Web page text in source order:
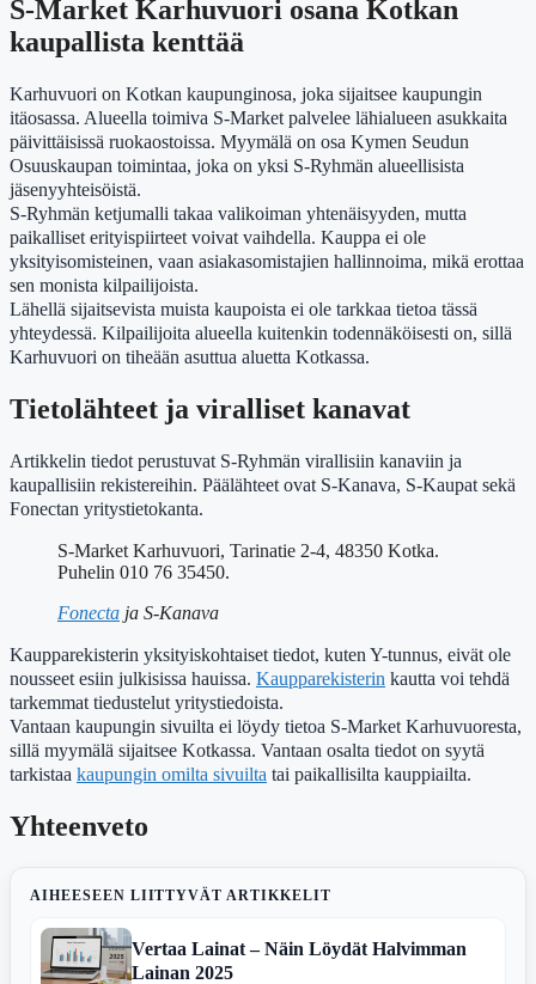
S-Market Karhuvuori osana Kotkan
kaupallista kenttää
Karhuvuori on Kotkan kaupunginosa, joka sijaitsee kaupungin
itäosassa. Alueella toimiva S-Market palvelee lähialueen asukkaita
päivittäisissä ruokaostoissa. Myymälä on osa Kymen Seudun
Osuuskaupan toimintaa, joka on yksi S-Ryhmän alueellisista
jäsenyyhteisöistä.
S-Ryhmän ketjumalli takaa valikoiman yhtenäisyyden, mutta
paikalliset erityispiirteet voivat vaihdella. Kauppa ei ole
yksityisomisteinen, vaan asiakasomistajien hallinnoima, mikä erottaa
sen monista kilpailijoista.
Lähellä sijaitsevista muista kaupoista ei ole tarkkaa tietoa tässä
yhteydessä. Kilpailijoita alueella kuitenkin todennäköisesti on, sillä
Karhuvuori on tiheään asuttua aluetta Kotkassa.
Tietolähteet ja viralliset kanavat
Artikkelin tiedot perustuvat S-Ryhmän virallisiin kanaviin ja
kaupallisiin rekistereihin. Päälähteet ovat S-Kanava, S-Kaupat sekä
Fonectan yritystietokanta.
S-Market Karhuvuori, Tarinatie 2-4, 48350 Kotka.
Puhelin 010 76 35450.
Fonecta ja S-Kanava
Kaupparekisterin yksityiskohtaiset tiedot, kuten Y-tunnus, eivät ole
nousseet esiin julkisissa hauissa. Kaupparekisterin kautta voi tehdä
tarkemmat tiedustelut yritystiedoista.
Vantaan kaupungin sivuilta ei löydy tietoa S-Market Karhuvuoresta,
sillä myymälä sijaitsee Kotkassa. Vantaan osalta tiedot on syytä
tarkistaa kaupungin omilta sivuilta tai paikallisilta kauppiailta.
Yhteenveto
AIHEESEEN LIITTYVÄT ARTIKKELIT
Vertaa Lainat – Näin Löydät Halvimman
Lainan 2025